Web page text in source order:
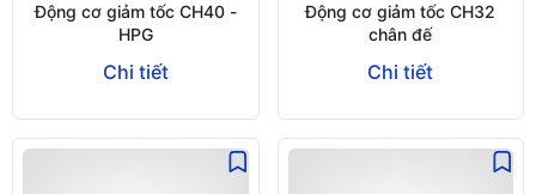
Động cơ giảm tốc CH40 -
HPG
Chi tiết
Động cơ giảm tốc CH32
chân đế
Chi tiết